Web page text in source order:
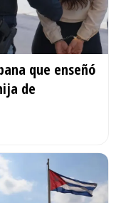
que enseñó
de